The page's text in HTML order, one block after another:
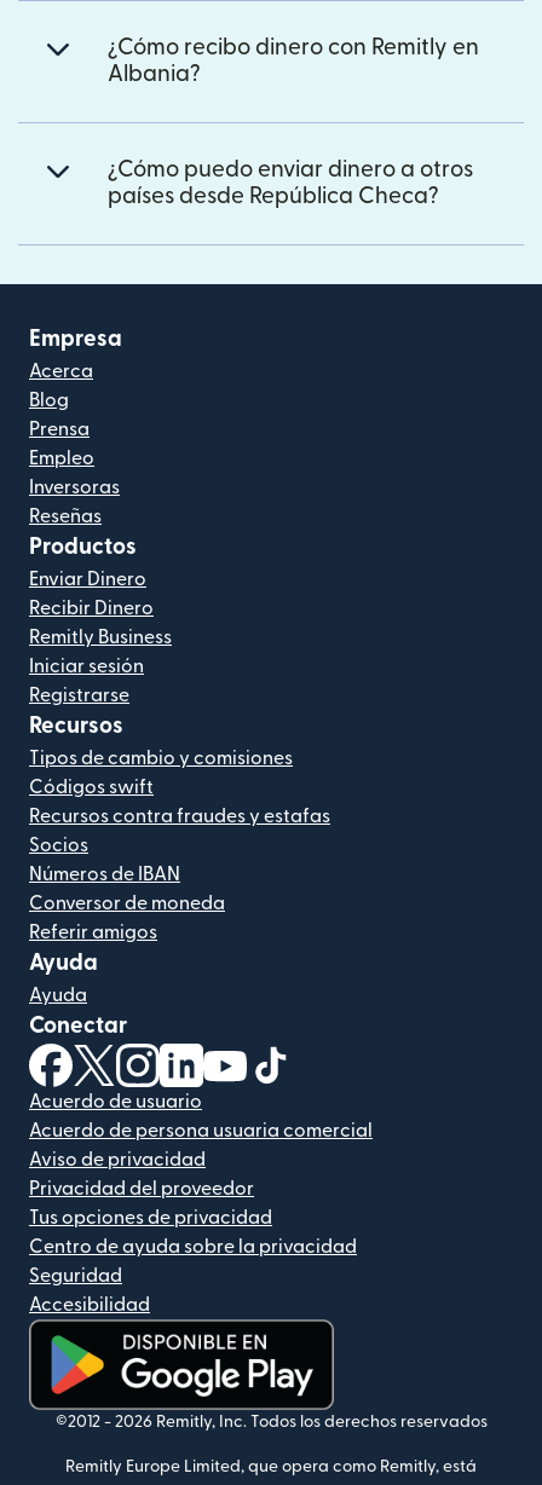
¿Cómo recibo dinero con Remitly en
Albania?
¿Cómo puedo enviar dinero a otros
países desde República Checa?
Empresa
Acerca
Blog
Prensa
Empleo
Inversoras
Reseñas
Productos
Enviar Dinero
Recibir Dinero
Remitly Business
Iniciar sesión
Registrarse
Recursos
Tipos de cambio y comisiones
Códigos swift
Recursos contra fraudes y estafas
Socios
Números de IBAN
Conversor de moneda
Referir amigos
Ayuda
Ayuda
Conectar
(se abre en una ventana nueva)
(se abre en una ventana nueva)
(se abre en una ventana nueva)
(se abre en una ventana nueva)
(se abre en una ventana nueva)
Acuerdo de usuario
Acuerdo de persona usuaria comercial
Aviso de privacidad
Privacidad del proveedor
Tus opciones de privacidad
Centro de ayuda sobre la privacidad
Seguridad
Accesibilidad
(se abre en una ventana nueva)
©2012 - 2026 Remitly, Inc. Todos los derechos reservados
Remitly Europe Limited, que opera como Remitly, está